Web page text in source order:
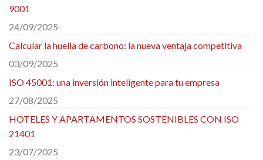
9001
24/09/2025
Calcular la huella de carbono: la nueva ventaja competitiva
03/09/2025
ISO 45001: una inversión inteligente para tu empresa
27/08/2025
HOTELES Y APARTAMENTOS SOSTENIBLES CON ISO
21401
23/07/2025